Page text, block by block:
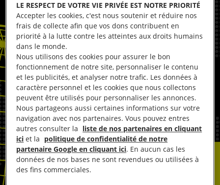
LE RESPECT DE VOTRE VIE PRIVÉE EST NOTRE PRIORITÉ
Accepter les cookies, c'est nous soutenir et réduire nos
frais de collecte afin que vos dons contribuent en
priorité à la lutte contre les atteintes aux droits humains
dans le monde.
Nous utilisons des cookies pour assurer le bon
fonctionnement de notre site, personnaliser le contenu
et les publicités, et analyser notre trafic. Les données à
caractère personnel et les cookies que nous collectons
peuvent être utilisés pour personnaliser les annonces.
Nous partageons aussi certaines informations sur votre
navigation avec nos partenaires. Vous pouvez entres
autres consulter la liste de nos partenaires en cliquant
ici et la politique de confidentialité de notre
partenaire Google en cliquant ici. En aucun cas les
données de nos bases ne sont revendues ou utilisées à
des fins commerciales.